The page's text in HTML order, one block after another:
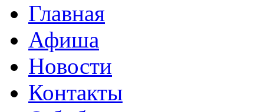
Главная
Афиша
Новости
Контакты